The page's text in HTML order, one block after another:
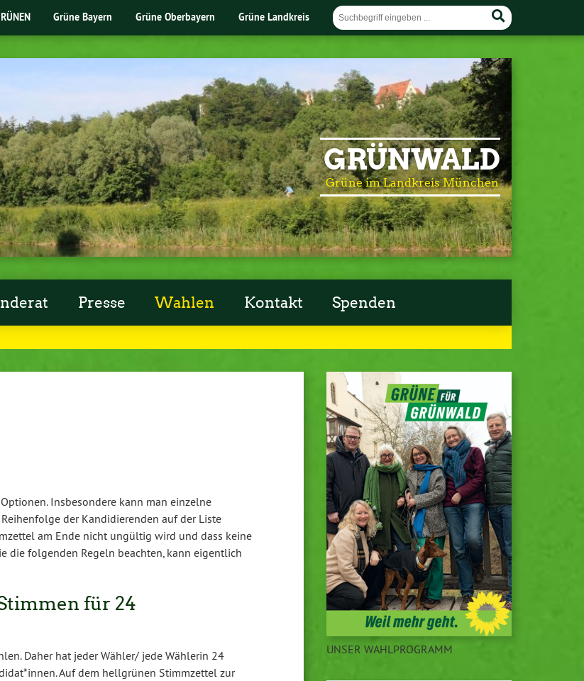
Grüne Bayern Grüne Oberbayern Grüne Landkreis
GRÜNWALD
Grüne im Landkreis München
Presse Wahlen Kontakt Spenden
Insbesondere kann man einzelne
der Kandidierenden auf der Liste
am Ende nicht ungültig wird und dass keine
die folgenden Regeln beachten, kann eigentlich
für 24
Daher hat jeder Wähler/ jede Wählerin 24
Auf dem hellgrünen Stimmzettel zur
UNSER WAHLPROGRAMM